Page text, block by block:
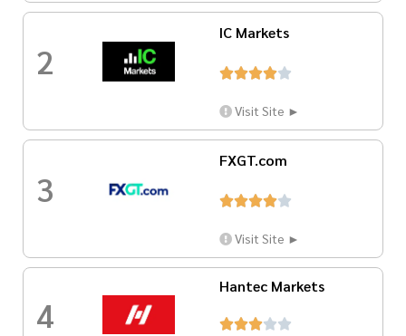
2
IC Markets

Visit Site ►
3
FXGT.com

Visit Site ►
4
Hantec Markets
